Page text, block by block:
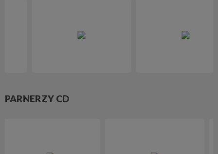
PARNERZY CD